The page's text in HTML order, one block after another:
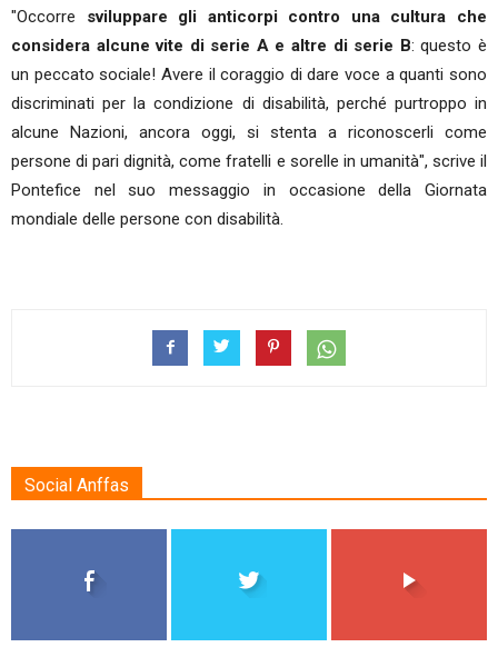
"Occorre sviluppare gli anticorpi contro una cultura che
considera alcune vite di serie A e altre di serie B: questo è
un peccato sociale! Avere il coraggio di dare voce a quanti sono
discriminati per la condizione di disabilità, perché purtroppo in
alcune Nazioni, ancora oggi, si stenta a riconoscerli come
persone di pari dignità, come fratelli e sorelle in umanità", scrive il
Pontefice nel suo messaggio in occasione della Giornata
mondiale delle persone con disabilità.
Social Anffas